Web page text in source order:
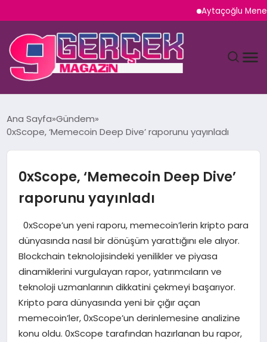
Aytaçoğlu Menemen:
YAŞAM
SPOR
TEKNOLOJI
EKONOMI
Ana Sayfa Gündem
0xScope, ‘Memecoin Deep Dive’ raporunu yayınladı
0xScope, ‘Memecoin Deep Dive’
raporunu yayınladı
0xScope’un yeni raporu, memecoin’lerin kripto para
dünyasında nasıl bir dönüşüm yarattığını ele alıyor.
Blockchain teknolojisindeki yenilikler ve piyasa
dinamiklerini vurgulayan rapor, yatırımcıların ve
teknoloji uzmanlarının dikkatini çekmeyi başarıyor.
Kripto para dünyasında yeni bir çığır açan
memecoin’ler, 0xScope’un derinlemesine analizine
konu oldu. 0xScope tarafından hazırlanan bu rapor,